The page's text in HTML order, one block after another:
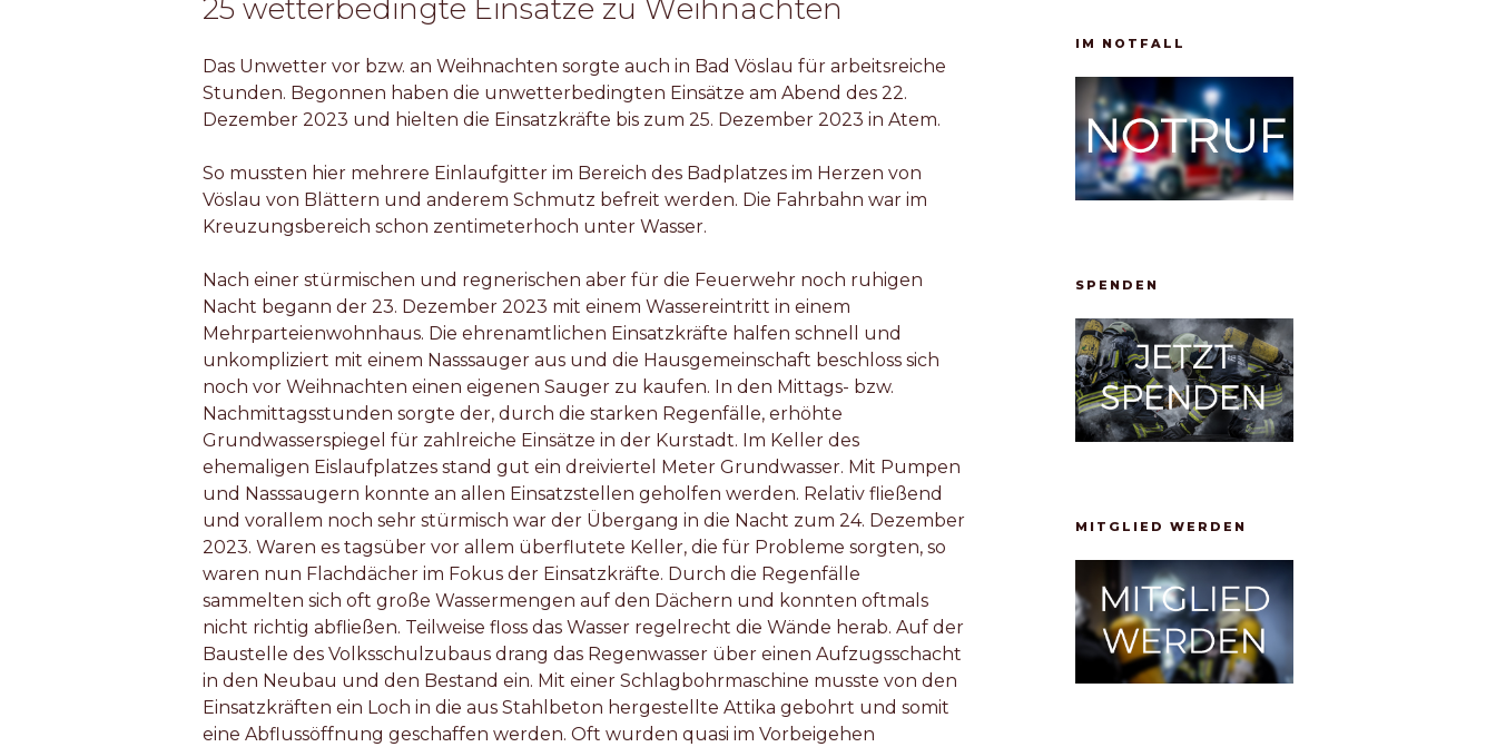
25 wetterbedingte Einsätze zu Weihnachten
Das Unwetter vor bzw. an Weihnachten sorgte auch in Bad Vöslau für arbeitsreiche
Stunden. Begonnen haben die unwetterbedingten Einsätze am Abend des 22.
Dezember 2023 und hielten die Einsatzkräfte bis zum 25. Dezember 2023 in Atem.
So mussten hier mehrere Einlaufgitter im Bereich des Badplatzes im Herzen von
Vöslau von Blättern und anderem Schmutz befreit werden. Die Fahrbahn war im
Kreuzungsbereich schon zentimeterhoch unter Wasser.
Nach einer stürmischen und regnerischen aber für die Feuerwehr noch ruhigen
Nacht begann der 23. Dezember 2023 mit einem Wassereintritt in einem
Mehrparteienwohnhaus. Die ehrenamtlichen Einsatzkräfte halfen schnell und
unkompliziert mit einem Nasssauger aus und die Hausgemeinschaft beschloss sich
noch vor Weihnachten einen eigenen Sauger zu kaufen. In den Mittags- bzw.
Nachmittagsstunden sorgte der, durch die starken Regenfälle, erhöhte
Grundwasserspiegel für zahlreiche Einsätze in der Kurstadt. Im Keller des
ehemaligen Eislaufplatzes stand gut ein dreiviertel Meter Grundwasser. Mit Pumpen
und Nasssaugern konnte an allen Einsatzstellen geholfen werden. Relativ fließend
und vorallem noch sehr stürmisch war der Übergang in die Nacht zum 24. Dezember
2023. Waren es tagsüber vor allem überflutete Keller, die für Probleme sorgten, so
waren nun Flachdächer im Fokus der Einsatzkräfte. Durch die Regenfälle
sammelten sich oft große Wassermengen auf den Dächern und konnten oftmals
nicht richtig abfließen. Teilweise floss das Wasser regelrecht die Wände herab. Auf der
Baustelle des Volksschulzubaus drang das Regenwasser über einen Aufzugsschacht
in den Neubau und den Bestand ein. Mit einer Schlagbohrmaschine musste von den
Einsatzkräften ein Loch in die aus Stahlbeton hergestellte Attika gebohrt und somit
eine Abflussöffnung geschaffen werden. Oft wurden quasi im Vorbeigehen
IM NOTFALL
SPENDEN
MITGLIED WERDEN